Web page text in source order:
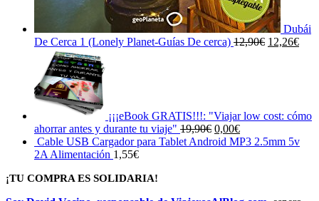
Dubái
De Cerca 1 (Lonely Planet-Guías De cerca) 12,90€ El
12,26€El
¡¡¡eBook GRATIS!!!: "Viajar low cost: cómo
ahorrar antes y durante tu viaje" 19,90€ El
precio
0,00€El
precio
Cable USB Cargador para Tablet Android MP3 2.5mm 5v
2A Alimentación 1,55€
¡TU COMPRA ES SOLIDARIA!